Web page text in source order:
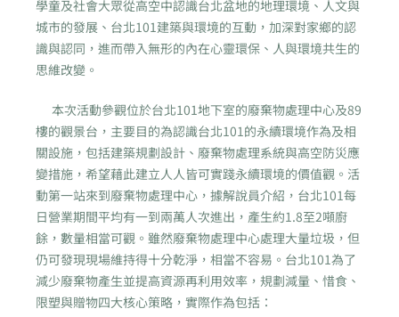
學童及社會大眾從高空中認識台北盆地的地理環境、人文與
城市的發展、台北101建築與環境的互動，加深對家鄉的認
識與認同，進而帶入無形的內在心靈環保、人與環境共生的
思維改變。
本次活動參觀位於台北101地下室的廢棄物處理中心及89
樓的觀景台，主要目的為認識台北101的永續環境作為及相
關設施，包括建築規劃設計、廢棄物處理系統與高空防災應
變措施，希望藉此建立人人皆可實踐永續環境的價值觀。活
動第一站來到廢棄物處理中心，據解說員介紹，台北101每
日營業期間平均有一到兩萬人次進出，產生約1.8至2噸廚
餘，數量相當可觀。雖然廢棄物處理中心處理大量垃圾，但
仍可發現現場維持得十分乾淨，相當不容易。台北101為了
減少廢棄物產生並提高資源再利用效率，規劃減量、惜食、
限塑與贈物四大核心策略，實際作為包括：